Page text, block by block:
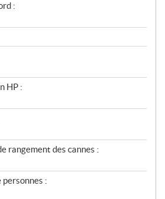
:
HP :
rangement des cannes :
personnes :